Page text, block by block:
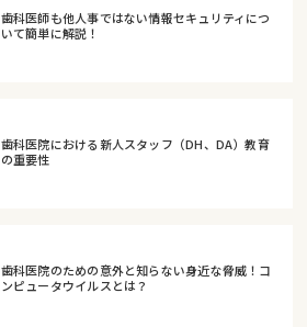
歯科医師も他人事ではない情報セキュリティにつ
いて簡単に解説！
歯科医院における新人スタッフ（DH、DA）教育
の重要性
歯科医院のための意外と知らない身近な脅威！コ
ンピュータウイルスとは？